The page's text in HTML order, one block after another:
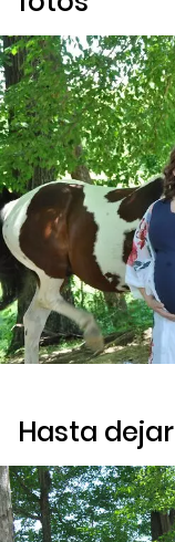
Hasta